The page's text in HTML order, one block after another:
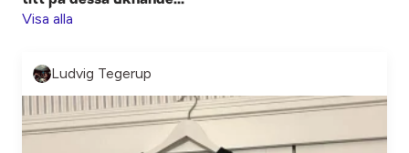
Visa alla
Ludvig Tegerup